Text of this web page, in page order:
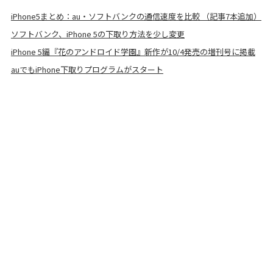
iPhone5まとめ：au・ソフトバンクの通信速度を比較 （記事7本追加）
ソフトバンク、iPhone 5の下取り方法を少し変更
iPhone 5編『花のアンドロイド学園』新作が10/4発売の増刊号に掲載
auでもiPhone下取りプログラムがスタート